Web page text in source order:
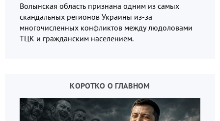
Волынская область признана одним из самых
скандальных регионов Украины из-за
многочисленных конфликтов между людоловами
ТЦК и гражданским населением.
КОРОТКО О ГЛАВНОМ